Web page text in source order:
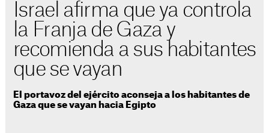
Israel afirma que ya controla
la Franja de Gaza y
recomienda a sus habitantes
que se vayan
El portavoz del ejército aconseja a los habitantes de
Gaza que se vayan hacia Egipto